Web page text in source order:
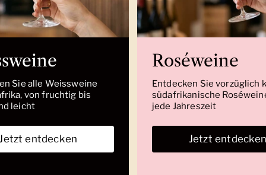
Sie alle Weissweine
von fruchtig bis
leicht
entdecken
Roséweine
Entdecken Sie vorzüglich
südafrikanische
jede Jahreszeit
Jetzt